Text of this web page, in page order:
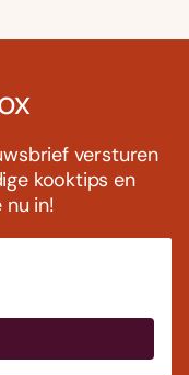
versturen
kooktips en
nu in!